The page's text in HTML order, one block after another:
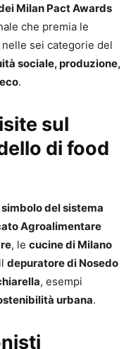
Milan Pact Awards
che premia le
sei categorie del
sociale, produzione,
.
sul
di food
del sistema
Agroalimentare
, le cucine di Milano
depuratore di Nosedo
, esempi
urbana.